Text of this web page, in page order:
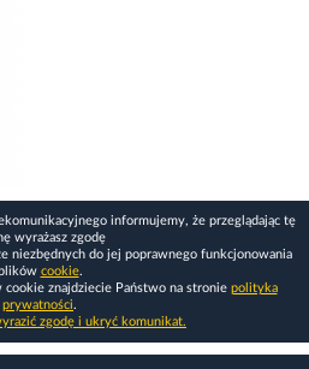
informujemy, że przeglądając tę
wyrażasz zgodę
niezbędnych do jej poprawnego funkcjonowania
cookie.
znajdziecie Państwo na stronie polityka
prywatności.
zgodę i ukryć komunikat.